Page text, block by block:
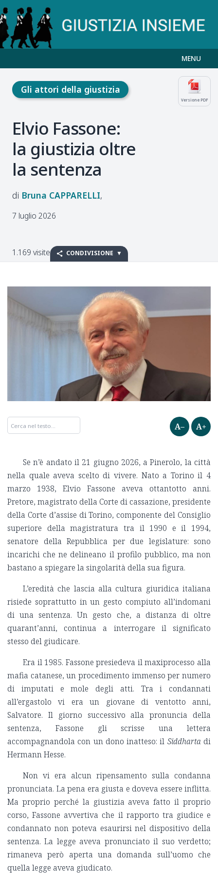
MENU
Versione PDF
Gli attori della giustizia
Elvio Fassone:
la giustizia oltre
la sentenza
Bruna CAPPARELLI
7 luglio 2026
1.169 visite CONDIVISIONE
A– A+
Se n’è andato il 21 giugno 2026, a Pinerolo, la città
nella quale aveva scelto di vivere. Nato a Torino il 4
marzo 1938, Elvio Fassone aveva ottantotto anni.
Pretore, magistrato della Corte di cassazione, presidente
della Corte d’assise di Torino, componente del Consiglio
superiore della magistratura tra il 1990 e il 1994,
senatore della Repubblica per due legislature: sono
incarichi che ne delineano il profilo pubblico, ma non
bastano a spiegare la singolarità della sua figura.
L’eredità che lascia alla cultura giuridica italiana
risiede soprattutto in un gesto compiuto all’indomani
di una sentenza. Un gesto che, a distanza di oltre
quarant’anni, continua a interrogare il significato
stesso del giudicare.
Era il 1985. Fassone presiedeva il maxiprocesso alla
mafia catanese, un procedimento immenso per numero
di imputati e mole degli atti. Tra i condannati
all’ergastolo vi era un giovane di ventotto anni,
Salvatore. Il giorno successivo alla pronuncia della
sentenza, Fassone gli scrisse una lettera
accompagnandola con un dono inatteso: il Siddhartadi
Hermann Hesse.
Non vi era alcun ripensamento sulla condanna
pronunciata. La pena era giusta e doveva essere inflitta.
Ma proprio perché la giustizia aveva fatto il proprio
corso, Fassone avvertiva che il rapporto tra giudice e
condannato non poteva esaurirsi nel dispositivo della
sentenza. La legge aveva pronunciato il suo verdetto;
rimaneva però aperta una domanda sull’uomo che
quella legge aveva giudicato.